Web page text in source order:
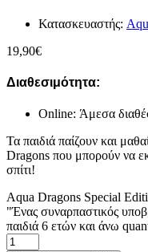
Κατασκευαστής:
19,90€
Διαθεσιμότητα:
Online: Άμεσα
Τα παιδιά παίζουν και
Dragons που μπορούν να
σπίτι!
Aqua Dragons Special
"Ένας συναρπαστικός
παιδιά 6 ετών και άνω